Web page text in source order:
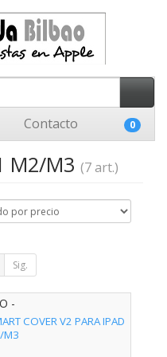
Contacto 0
M2/M3 (7 art.)
Sig.
-
COVER V2 PARA IPAD
M3